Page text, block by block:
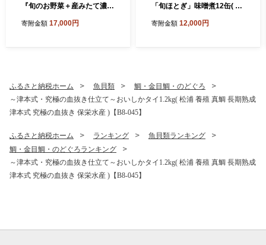
『旬のお野菜＋産みたて濃厚
足セット！【B7-039】
寄附金額 17,000円
「旬ほとぎ」味噌煮12缶( 保
存 )【B2-190】
寄附金額 12,000円
ふるさと納税ホーム 魚貝類
鯛・金目鯛・のどぐろ
～津本式・究極の血抜き仕立て～おいしかタイ1.2kg( 松浦 養殖 真鯛 長期熟成
津本式 究極の血抜き 保栄水産 )【B8-045】
ふるさと納税ホーム ランキング
魚貝類ランキング
鯛・金目鯛・のどぐろランキング
～津本式・究極の血抜き仕立て～おいしかタイ1.2kg( 松浦 養殖 真鯛 長期熟成
津本式 究極の血抜き 保栄水産 )【B8-045】